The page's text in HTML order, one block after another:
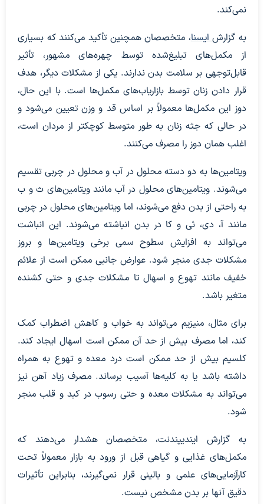
نمی‌کند.
به گزارشایسنا، متخصصان همچنین تأکید می‌کنند که بسیاری
از مکمل‌های تبلیغ‌شده توسط چهره‌های مشهور، تأثیر
قابل‌توجهی بر سلامت بدن ندارند. یکی از مشکلات دیگر، هدف
قرار دادن زنان توسط بازاریاب‌های مکمل‌ها است. با این حال،
دوز این مکمل‌ها معمولاً بر اساس قد و وزن تعیین می‌شود و
در حالی که جثه زنان به طور متوسط کوچکتر از مردان است،
اغلب همان دوز را مصرف می‌کنند.
ویتامین‌ها به دو دسته محلول در آب و محلول در چربی تقسیم
می‌شوند. ویتامین‌های محلول در آب مانند ویتامین‌های ث و ب
به راحتی از بدن دفع می‌شوند، اما ویتامین‌های محلول در چربی
مانند آ، دی، ئی و کا در بدن انباشته می‌شوند. این انباشت
می‌تواند به افزایش سطوح سمی برخی ویتامین‌ها و بروز
مشکلات جدی منجر شود. عوارض جانبی ممکن است از علائم
خفیف مانند تهوع و اسهال تا مشکلات جدی و حتی کشنده
متغیر باشد.
برای مثال، منیزیم می‌تواند به خواب و کاهش اضطراب کمک
کند، اما مصرف بیش از حد آن ممکن است اسهال ایجاد کند.
کلسیم بیش از حد ممکن است درد معده و تهوع به همراه
داشته باشد یا به کلیه‌ها آسیب برساند. مصرف زیاد آهن نیز
می‌تواند به مشکلات معده و حتی رسوب در کبد و قلب منجر
شود.
به گزارش ایندیپندنت، متخصصان هشدار می‌دهند که
مکمل‌های غذایی و گیاهی قبل از ورود به بازار معمولاً تحت
کارآزمایی‌های علمی و بالینی قرار نمی‌گیرند، بنابراین تأثیرات
دقیق آنها بر بدن مشخص نیست.